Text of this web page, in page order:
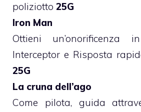
poliziotto 25G
Iron Man
Ottieni un’onorificenza
Interceptor e Risposta
25G
La cruna dell’ago
Come pilota, guida